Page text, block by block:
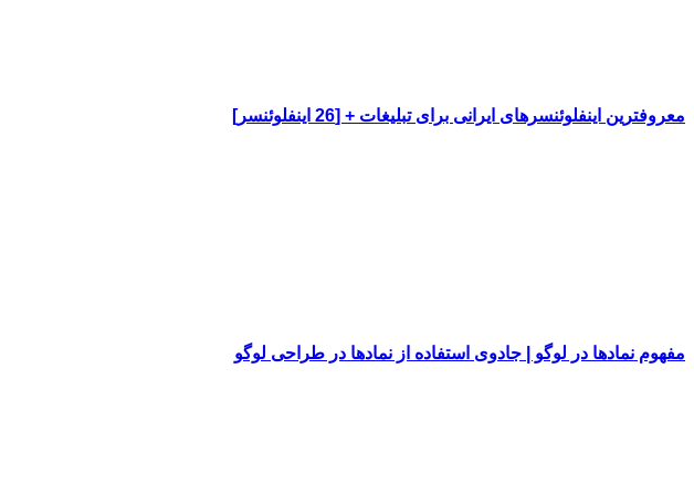
معروفترین اینفلوئنسرهای ایرانی برای تبلیغات + [26 اینفلوئنسر]
مفهوم نمادها در لوگو | جادوی استفاده از نمادها در طراحی لوگو